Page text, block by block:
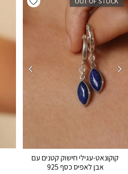
קוקונאט-עגילי חישוק קטנים עם
אבן לאפיס כסף 925